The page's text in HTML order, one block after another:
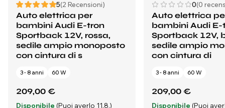
5(2 Recensioni)
Auto elettrica per
bambini Audi E-tron
Sportback 12V, rossa,
sedile ampio monoposto
con cintura di s
3 - 8 anni 60 W
209,00 €
Disponibile (Puoi averlo 11.8.)
0(0
Auto elettrica
bambini Audi E-
Sportback 12V,
sedile ampio
con cintura di
3 - 8 anni 60 W
209,00 €
Disponibile (Puoi